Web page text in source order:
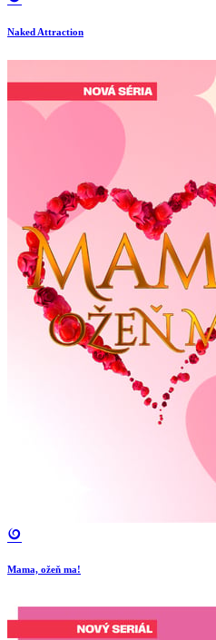
Naked Attraction
Mama, ožeň ma!